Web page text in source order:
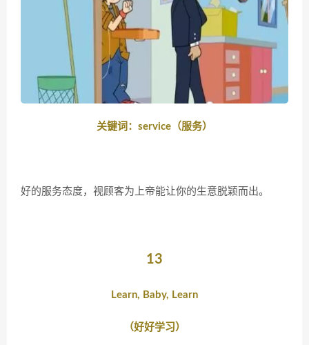
关键词：service（服务）
好的服务态度，视顾客为上帝能让你的生意脱颖而出。
13
Learn, Baby, Learn
（好好学习）